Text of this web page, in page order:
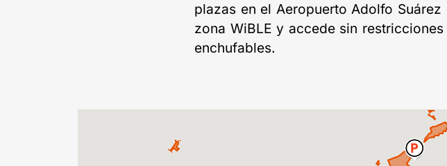
plazas en el Aeropuerto Adolfo
zona WiBLE y accede sin
enchufables.